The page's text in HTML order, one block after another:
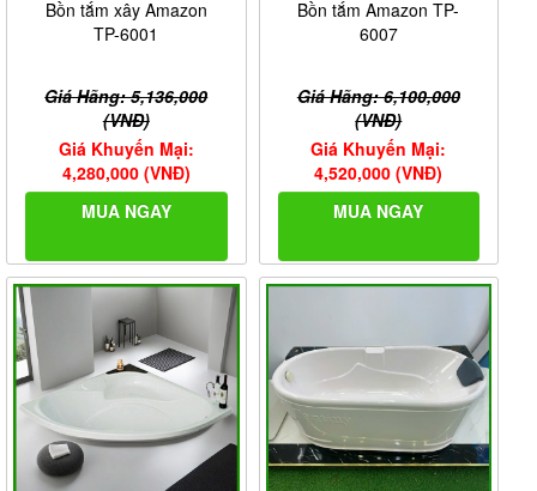
Bồn tắm xây Amazon
TP-6001
Giá Hãng: 5,136,000
(VNĐ)
Giá Khuyến Mại:
4,280,000 (VNĐ)
MUA NGAY
Bồn tắm Amazon TP-
6007
Giá Hãng: 6,100,000
(VNĐ)
Giá Khuyến Mại:
4,520,000 (VNĐ)
MUA NGAY